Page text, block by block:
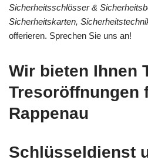
Sicherheitsschlösser &
Sicherheitskarten,
offerieren. Sprechen Sie uns an!
Wir bieten Ihnen
Tresoröffnungen
Rappenau
Schlüsseldienst